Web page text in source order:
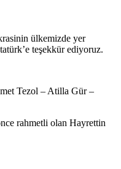
ülkemizde yer
teşekkür ediyoruz.
Tezol – Atilla Gür –
rahmetli olan Hayrettin